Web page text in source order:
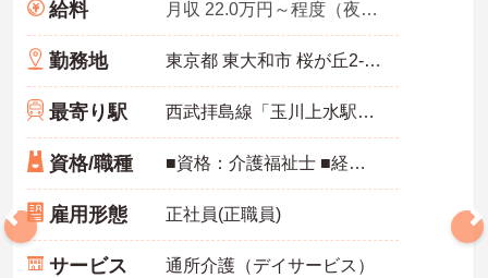
給料 月収 22.0万円～程度（夜勤手当4回分含む）
勤務地 東京都 東大和市 桜が丘2-53-6
最寄り駅 西武拝島線「玉川上水駅」5分
資格/職種 ■資格：介護福祉士 ■経験：未経験OK ■普通自動車運転免許：記載なし★コピー不要★
雇用形態 正社員(正職員)
サービス 通所介護（デイサービス）